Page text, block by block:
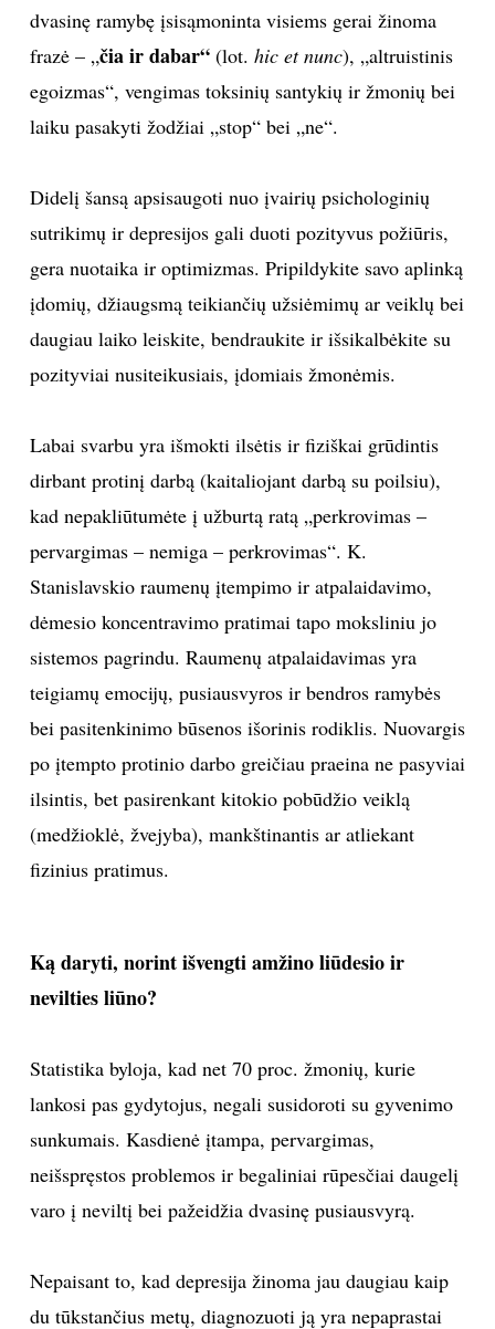
dvasinę ramybę įsisąmoninta visiems gerai žinoma
frazė – „čia ir dabar“ (lot. hic et nunc), „altruistinis
egoizmas“, vengimas toksinių santykių ir žmonių bei
laiku pasakyti žodžiai „stop“ bei „ne“.
Didelį šansą apsisaugoti nuo įvairių psichologinių
sutrikimų ir depresijos gali duoti pozityvus požiūris,
gera nuotaika ir optimizmas. Pripildykite savo aplinką
įdomių, džiaugsmą teikiančių užsiėmimų ar veiklų bei
daugiau laiko leiskite, bendraukite ir išsikalbėkite su
pozityviai nusiteikusiais, įdomiais žmonėmis.
Labai svarbu yra išmokti ilsėtis ir fiziškai grūdintis
dirbant protinį darbą (kaitaliojant darbą su poilsiu),
kad nepakliūtumėte į užburtą ratą „perkrovimas –
pervargimas – nemiga – perkrovimas“. K.
Stanislavskio raumenų įtempimo ir atpalaidavimo,
dėmesio koncentravimo pratimai tapo moksliniu jo
sistemos pagrindu. Raumenų atpalaidavimas yra
teigiamų emocijų, pusiausvyros ir bendros ramybės
bei pasitenkinimo būsenos išorinis rodiklis. Nuovargis
po įtempto protinio darbo greičiau praeina ne pasyviai
ilsintis, bet pasirenkant kitokio pobūdžio veiklą
(medžioklė, žvejyba), mankštinantis ar atliekant
fizinius pratimus.
Ką daryti, norint išvengti amžino liūdesio ir
nevilties liūno?
Statistika byloja, kad net 70 proc. žmonių, kurie
lankosi pas gydytojus, negali susidoroti su gyvenimo
sunkumais. Kasdienė įtampa, pervargimas,
neišspręstos problemos ir begaliniai rūpesčiai daugelį
varo į neviltį bei pažeidžia dvasinę pusiausvyrą.
Nepaisant to, kad depresija žinoma jau daugiau kaip
du tūkstančius metų, diagnozuoti ją yra nepaprastai